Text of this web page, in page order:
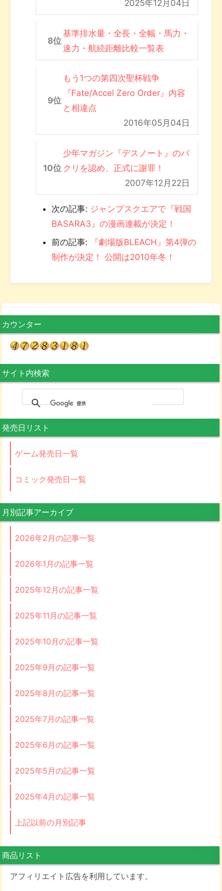
2025年12月04日
基準排水量・全長・全幅・馬力・
速力・航続距離比較一覧表
もう1つの第四次聖杯戦争
『Fate/Accel Zero Order』内容
と相違点
2016年05月04日
少年マガジン『デスノート』のパ
クリを認め、正式に謝罪！
2007年12月22日
次の記事: ジャンプスクエアで『戦国
BASARA3』の漫画連載が決定！
前の記事:
『劇場版BLEACH』第4弾の
制作が決定！ 公開は2010年冬！
カウンター
サイト内検索
発売日リスト
ゲーム発売日一覧
コミック発売日一覧
月別記事アーカイブ
2026年2月の記事一覧
2026年1月の記事一覧
2025年12月の記事一覧
2025年11月の記事一覧
2025年10月の記事一覧
2025年9月の記事一覧
2025年8月の記事一覧
2025年7月の記事一覧
2025年6月の記事一覧
2025年5月の記事一覧
2025年4月の記事一覧
上記以前の月別記事
商品リスト
アフィリエイト広告を利用しています。